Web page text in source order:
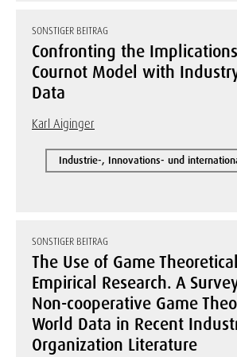
SONSTIGER BEITRAG
Confronting the
Cournot Model with
Data
Karl Aiginger
Industrie-, Innovations- und
SONSTIGER BEITRAG
The Use of Game
Empirical Research. A
Non-cooperative Game
World Data in Recent
Organization Literature